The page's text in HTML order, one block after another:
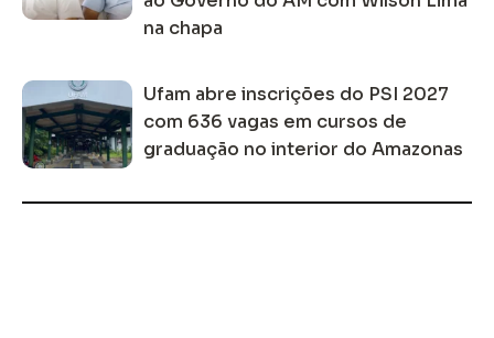
na chapa
Ufam abre inscrições do PSI 2027
com 636 vagas em cursos de
graduação no interior do Amazonas